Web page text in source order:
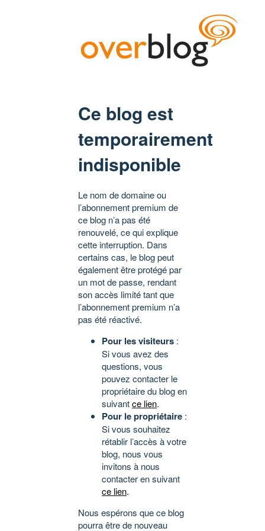
Ce blog est
temporairement
indisponible
Le nom de domaine ou
l’abonnement premium de
ce blog n’a pas été
renouvelé, ce qui explique
cette interruption. Dans
certains cas, le blog peut
également être protégé par
un mot de passe, rendant
son accès limité tant que
l’abonnement premium n’a
pas été réactivé.
Pour les visiteurs :
Si vous avez des
questions, vous
pouvez contacter le
propriétaire du blog en
suivantce lien.
Pour le propriétaire :
Si vous souhaitez
rétablir l’accès à votre
blog, nous vous
invitons à nous
contacter en suivant
ce lien.
Nous espérons que ce blog
pourra être de nouveau